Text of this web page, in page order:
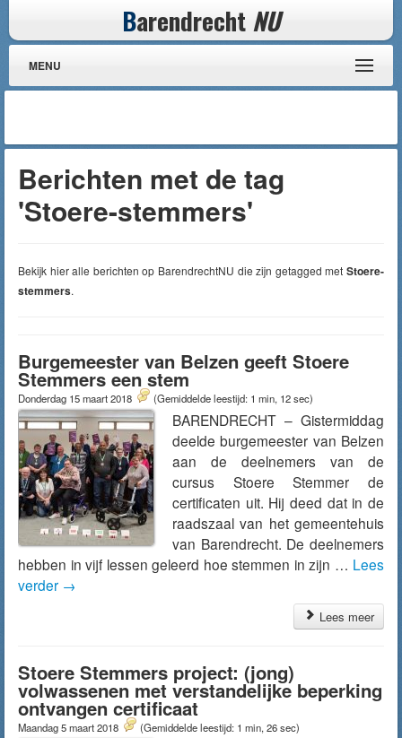
Barendrecht NU
MENU
Berichten met de tag
'Stoere-stemmers'
Bekijk hier alle berichten op BarendrechtNU die zijn getagged met Stoere-
stemmers.
Burgemeester van Belzen geeft Stoere
Stemmers een stem
Donderdag 15 maart 2018 (Gemiddelde leestijd: 1 min, 12 sec)
BARENDRECHT – Gistermiddag
deelde burgemeester van Belzen
aan de deelnemers van de
cursus Stoere Stemmer de
certificaten uit. Hij deed dat in de
raadszaal van het gemeentehuis
van Barendrecht. De deelnemers
hebben in vijf lessen geleerd hoe stemmen in zijn … Lees
verder →
Lees meer
Stoere Stemmers project: (jong)
volwassenen met verstandelijke beperking
ontvangen certificaat
Maandag 5 maart 2018 (Gemiddelde leestijd: 1 min, 26 sec)